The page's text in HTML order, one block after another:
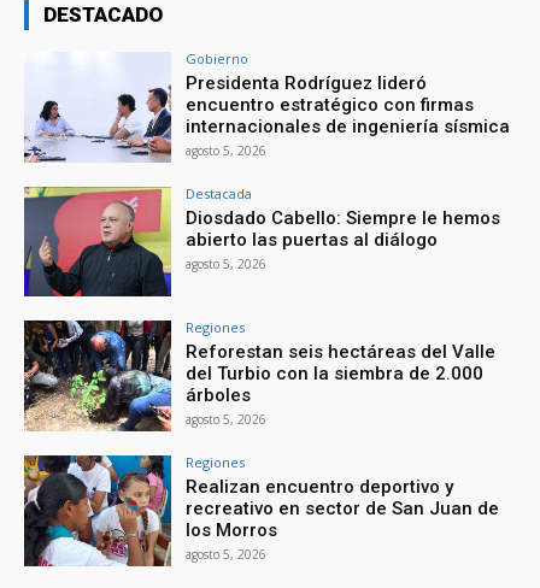
DESTACADO
Gobierno
Presidenta Rodríguez lideró
encuentro estratégico con firmas
internacionales de ingeniería sísmica
agosto 5, 2026
Destacada
Diosdado Cabello: Siempre le hemos
abierto las puertas al diálogo
agosto 5, 2026
Regiones
Reforestan seis hectáreas del Valle
del Turbio con la siembra de 2.000
árboles
agosto 5, 2026
Regiones
Realizan encuentro deportivo y
recreativo en sector de San Juan de
los Morros
agosto 5, 2026